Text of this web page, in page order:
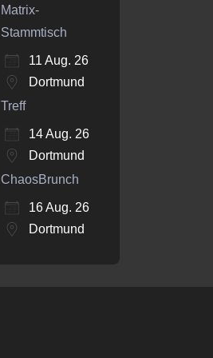
Matrix-
Stammtisch
11 Aug. 26
Dortmund
Treff
14 Aug. 26
Dortmund
ChaosBrunch
16 Aug. 26
Dortmund